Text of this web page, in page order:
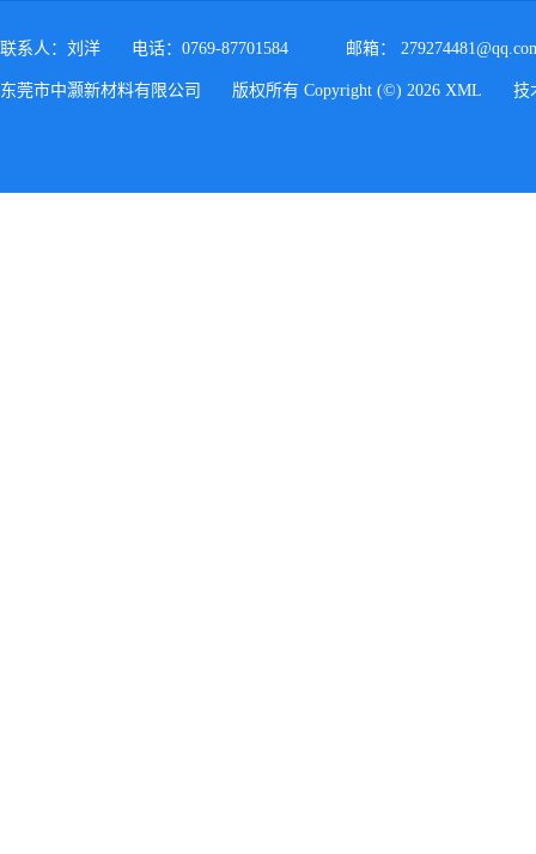
联系人：刘洋 电话：0769-87701584 邮箱：
东莞市中灏新材料有限公司 版权所有 Copyright (©) 2026 XML 技